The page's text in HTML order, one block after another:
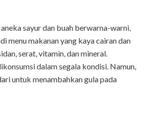
sayur dan buah berwarna-warni,
menu makanan yang kaya cairan dan
serat, vitamin, dan mineral.
dalam segala kondisi. Namun,
untuk menambahkan gula pada